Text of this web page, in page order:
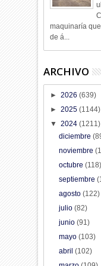
maquinaría
de á...
ARCHIVO
►2026(639)
►2025(1144)
▼2024(1211)
diciembre
noviembre
octubre (118)
septiembre
agosto (122)
julio (82)
junio (91)
mayo (103)
abril (102)